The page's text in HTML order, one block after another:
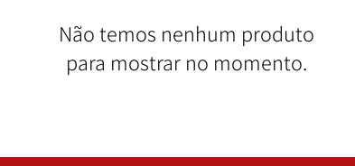
Não temos nenhum produto
para mostrar no momento.